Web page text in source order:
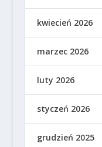
kwiecień 2026
marzec 2026
luty 2026
styczeń 2026
grudzień 2025